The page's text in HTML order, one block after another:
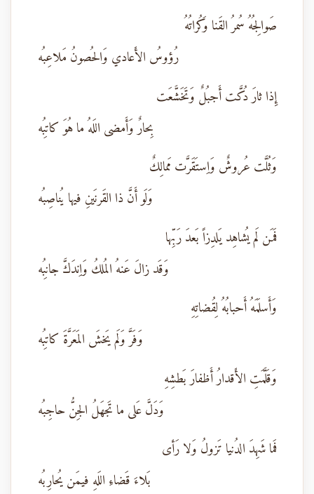
صَوالِجُهُ سُمرُ القَنا وَكُراتُهُ
رُؤوسُ الأَعادي وَالحُصونُ مَلاعِبُه
إِذا ثارَ دُكَّت أَجبُلٌ وَتَخَشَّعَت
بِحارٌ وَأَمضى اللَهُ ما هُوَ كاتِبُه
وَثُلَّت عُروشٌ وَاِستَقَرَّت مَمالِكٌ
وَلَو أَنَّ ذا القَرنَينِ فيها يُناصِبُه
فَمَن لَم يُشاهِد يَلدِزاً بَعدَ رَبِّها
وَقَد زالَ عَنهُ المُلكُ وَاِندَكَّ جانِبُه
وَأَسلَمَهُ أَحبابُهُ لِقُضاتِهِ
وَفَرَّ وَلَم يَخشَ المَعَرَّةَ كاتِبُه
وَقَلَّمَتِ الأَقدارُ أَظفارَ بَطشِهِ
وَدَلَّ عَلى ما تَجهَلُ الجِنُّ حاجِبُه
فَما شَهِدَ الدُنيا تَزولُ وَلا رَأى
بَلاءَ قَضاءِ اللَهِ فيمَن يُحارِبُه